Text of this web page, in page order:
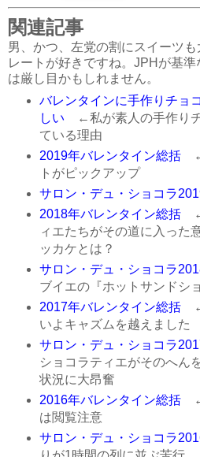
関連記事
男、かつ、左党の割にスイーツ
レートが好きですね。JPHが基
は厳し目かもしれません。
バレンタインに手作りチョ
しい ←私が素人の手作り
ている理由
2019年バレンタイン総括←
トがピックアップ
サロン・デュ・ショコラ
2018年バレンタイン総括
ィエたちがその道に入った
ッカケとは？
サロン・デュ・ショコラ
ブイエの『ホットサンドシ
2017年バレンタイン総括
いよキャズムを越えました
サロン・デュ・ショコラ
ショコラティエがそのへん
状況に大昂奮
2016年バレンタイン総括←
は閲覧注意
サロン・デュ・ショコラ